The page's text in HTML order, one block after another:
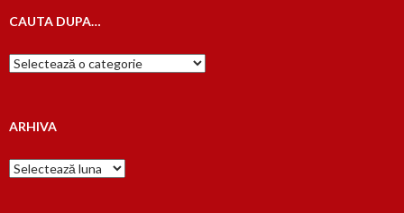
CAUTA DUPA…
Cauta
dupa…
ARHIVA
Arhiva